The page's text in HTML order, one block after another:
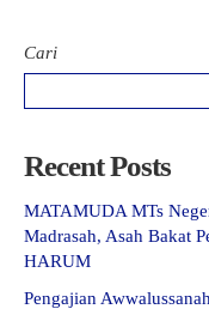
Cari
Recent Posts
MATAMUDA MTs
Madrasah, Asah Bakat
HARUM
Pengajian